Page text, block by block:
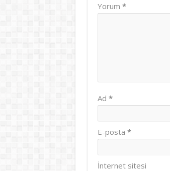
Yorum *
Ad *
E-posta *
İnternet sitesi